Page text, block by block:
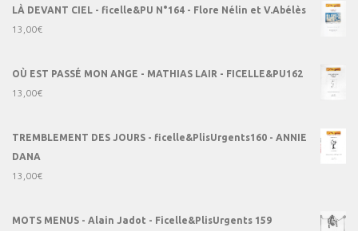
LÀ DEVANT CIEL - ficelle&PU N°164 - Flore Nélin et V.Abélès
13,00€
OÙ EST PASSÉ MON ANGE - MATHIAS LAIR - FICELLE&PU162
13,00€
TREMBLEMENT DES JOURS - ficelle&PlisUrgents160 - ANNIE
DANA
13,00€
MOTS MENUS - Alain Jadot - Ficelle&PlisUrgents 159